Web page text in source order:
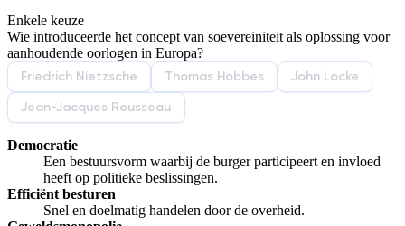
De uitleg gaat te langzaam
Afspelen werkte niet
Iets anders
Enkele keuze
Wie introduceerde het concept van soevereiniteit als oplossing voor
aanhoudende oorlogen in Europa?
Friedrich Nietzsche
Thomas Hobbes
John Locke
Jean-Jacques Rousseau
Democratie
Een bestuursvorm waarbij de burger participeert en invloed
heeft op politieke beslissingen.
Efficiënt besturen
Snel en doelmatig handelen door de overheid.